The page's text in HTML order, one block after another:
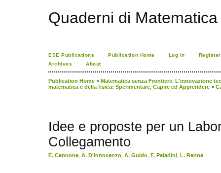
Quaderni di Matematica
ESE Publications Publication Home Log In
Register
Archives
About
Publication Home > Matematica senza Frontiere. L'innovazione
matematica e della fisica: Sperimentare, Capire ed Apprendere >
Idee e proposte per un
Collegamento
E. Cannone A. D'Innocenzo A. Guido F. Paladini L. Renna